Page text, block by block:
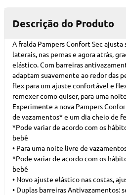
Descrição do Produto
A fralda Pampers Confort Sec
laterais, nas pernas e agora atrás,
elástico. Com barreiras
adaptam suavemente ao redor das
flex para um ajuste confortável e
remexer como quiser, para uma
Experimente a nova Pampers
de vazamentos* e um dia cheio de
*Pode variar de acordo com os
bebê
• Para uma noite livre de
*Pode variar de acordo com os
bebê
• Novo ajuste elástico nas costas,
• Duplas barreiras Antivazamentos: